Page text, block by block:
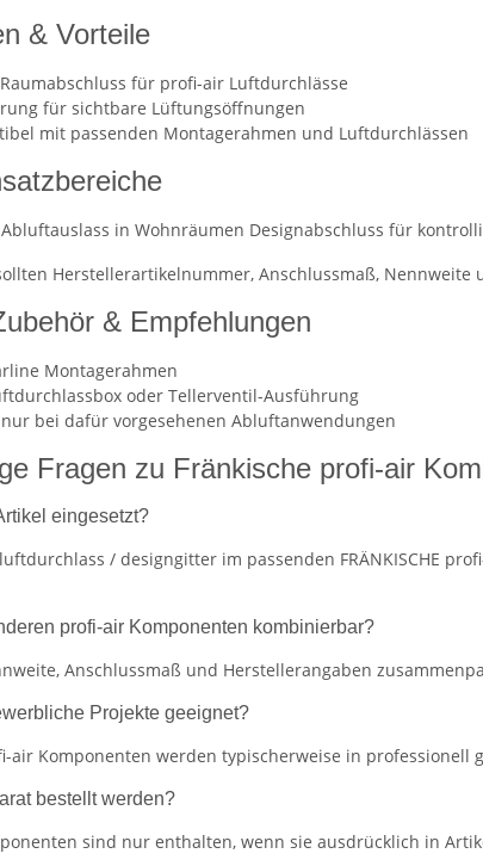
& Vorteile
für profi-air Luftdurchlässe
für sichtbare Lüftungsöffnungen
mit passenden Montagerahmen und Luftdurchlässen
in Wohnräumen Designabschluss für
Herstellerartikelnummer, Anschlussmaß,
& Empfehlungen
Montagerahmen
oder Tellerventil-Ausführung
bei dafür vorgesehenen Abluftanwendungen
Fragen zu Fränkische profi-air
eingesetzt?
/ designgitter im passenden FRÄNKISCHE
profi-air Komponenten kombinierbar?
Anschlussmaß und Herstellerangaben
Projekte geeignet?
air Komponenten werden typischerweise in
bestellt werden?
sind nur enthalten, wenn sie ausdrücklich in